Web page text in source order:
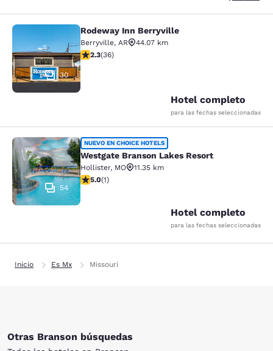
Rodeway Inn Berryville
30
Rodeway Inn Berryville
Berryville, AR
44.07 km
calificación de 2.28 estrellas. Feria. 36 reseñas
2.3(36)
Hotel completo
para las fechas seleccionadas
Westgate Branson Lakes Resort
54
NUEVO EN CHOICE HOTELS
Westgate Branson Lakes Resort
Hollister, MO
11.35 km
calificación de 5 estrellas. Excepcional. 1 reseña
5.0(1)
Hotel completo
para las fechas seleccionadas
Inicio Es Mx Missouri
Otras Branson búsquedas